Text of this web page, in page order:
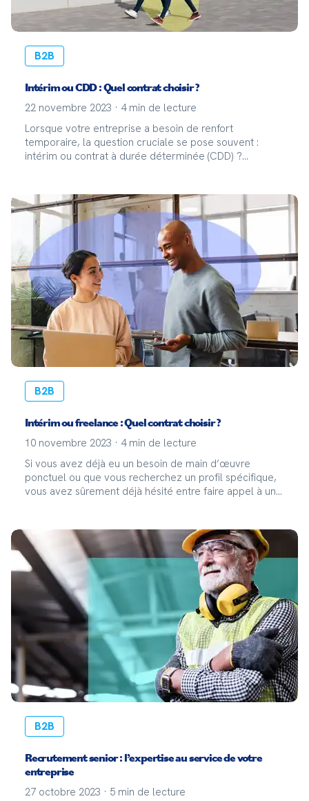
B2B
Intérim ou CDD : Quel contrat choisir ?
22 novembre 2023 · 4 min de lecture
Lorsque votre entreprise a besoin de renfort
temporaire, la question cruciale se pose souvent :
intérim ou contrat à durée déterminée (CDD) ?
maîtrisé Le princ
B2B
Intérim ou freelance : Quel contrat choisir ?
10 novembre 2023 · 4 min de lecture
Si vous avez déjà eu un besoin de main d’œuvre
ponctuel ou que vous recherchez un profil spécifique,
vous avez sûrement déjà hésité entre faire appel à un
B2B
Recrutement senior : l’expertise au service de votre
entreprise
27 octobre 2023 · 5 min de lecture